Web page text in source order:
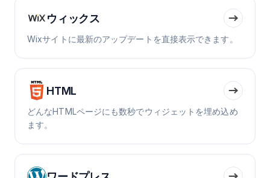
ウィックス
Wixサイトに最新のアップデートを直接表示できます。
HTML
どんなHTMLページにも数秒でウィジェットを埋め込め
ます。